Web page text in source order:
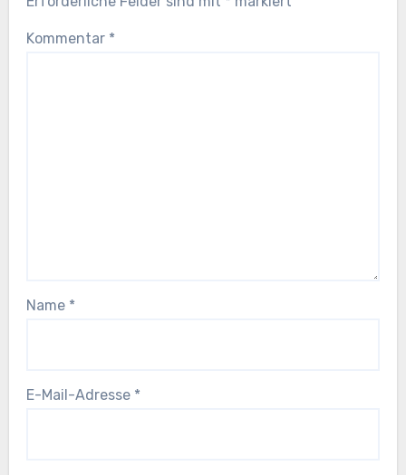
Kommentar *
Name *
E-Mail-Adresse *